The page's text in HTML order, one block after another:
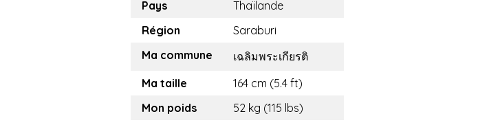
Pays
Thaïlande
Région
Saraburi
Ma commune
เฉลิมพระเกียรติ​
Ma taille
164 cm (5.4 ft)
Mon poids
52 kg (115 lbs)